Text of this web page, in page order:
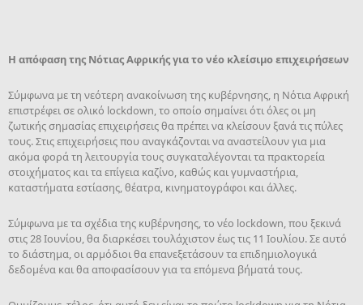
Η απόφαση της Νότιας Αφρικής για το νέο κλείσιμο επιχειρήσεων
Σύμφωνα με τη νεότερη ανακοίνωση της κυβέρνησης, η Νότια Αφρική
επιστρέφει σε ολικό lockdown, το οποίο σημαίνει ότι όλες οι μη
ζωτικής σημασίας επιχειρήσεις θα πρέπει να κλείσουν ξανά τις πύλες
τους. Στις επιχειρήσεις που αναγκάζονται να αναστείλουν για μια
ακόμα φορά τη λειτουργία τους συγκαταλέγονται τα πρακτορεία
στοιχήματος και τα επίγεια καζίνο, καθώς και γυμναστήρια,
καταστήματα εστίασης, θέατρα, κινηματογράφοι και άλλες.
Σύμφωνα με τα σχέδια της κυβέρνησης, το νέο lockdown, που ξεκινά
στις 28 Ιουνίου, θα διαρκέσει τουλάχιστον έως τις 11 Ιουλίου. Σε αυτό
το διάστημα, οι αρμόδιοι θα επανεξετάσουν τα επιδημιολογικά
δεδομένα και θα αποφασίσουν για τα επόμενα βήματά τους.